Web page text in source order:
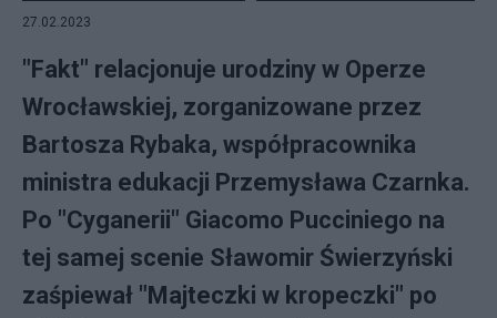
27.02.2023
"Fakt" relacjonuje urodziny w Operze
Wrocławskiej, zorganizowane przez
Bartosza Rybaka, współpracownika
ministra edukacji Przemysława Czarnka.
Po "Cyganerii" Giacomo Pucciniego na
tej samej scenie Sławomir Świerzyński
zaśpiewał "Majteczki w kropeczki" po